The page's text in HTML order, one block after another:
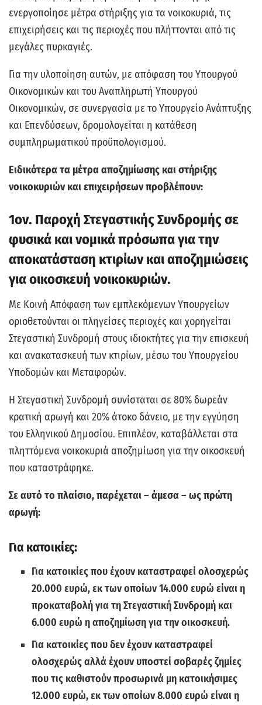
ενεργοποίησε μέτρα στήριξης για τα νοικοκυριά, τις
επιχειρήσεις και τις περιοχές που πλήττονται από τις
μεγάλες πυρκαγιές.
Για την υλοποίηση αυτών, με απόφαση του Υπουργού
Οικονομικών και του Αναπληρωτή Υπουργού
Οικονομικών, σε συνεργασία με το Υπουργείο Ανάπτυξης
και Επενδύσεων, δρομολογείται η κατάθεση
συμπληρωματικού προϋπολογισμού.
Ειδικότερα τα μέτρα αποζημίωσης και στήριξης
νοικοκυριών και επιχειρήσεων προβλέπουν:
1ον. Παροχή Στεγαστικής Συνδρομής σε
φυσικά και νομικά πρόσωπα για την
αποκατάσταση κτιρίων και αποζημιώσεις
για οικοσκευή νοικοκυριών.
Με Κοινή Απόφαση των εμπλεκόμενων Υπουργείων
οριοθετούνται οι πληγείσες περιοχές και χορηγείται
Στεγαστική Συνδρομή στους ιδιοκτήτες για την επισκευή
και ανακατασκευή των κτιρίων, μέσω του Υπουργείου
Υποδομών και Μεταφορών.
Η Στεγαστική Συνδρομή συνίσταται σε 80% δωρεάν
κρατική αρωγή και 20% άτοκο δάνειο, με την εγγύηση
του Ελληνικού Δημοσίου. Επιπλέον, καταβάλλεται στα
πληττόμενα νοικοκυριά αποζημίωση για την οικοσκευή
που καταστράφηκε.
Σε αυτό το πλαίσιο, παρέχεται – άμεσα – ως πρώτη
αρωγή:
Για κατοικίες:
Για κατοικίες που έχουν καταστραφεί ολοσχερώς
20.000 ευρώ, εκ των οποίων 14.000 ευρώ είναι η
προκαταβολή για τη Στεγαστική Συνδρομή και
6.000 ευρώ η αποζημίωση για την οικοσκευή.
Για κατοικίες που δεν έχουν καταστραφεί
ολοσχερώς αλλά έχουν υποστεί σοβαρές ζημίες
που τις καθιστούν προσωρινά μη κατοικήσιμες
12.000 ευρώ, εκ των οποίων 8.000 ευρώ είναι η